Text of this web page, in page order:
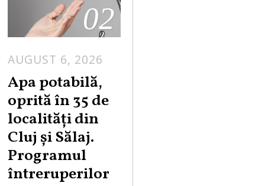
02
AUGUST 6, 2026
Apa potabilă,
oprită în 35 de
localități din
Cluj și Sălaj.
Programul
întreruperilor